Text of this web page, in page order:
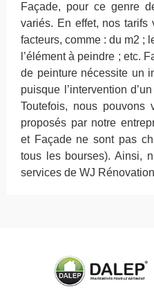
Façade, pour ce genre
variés. En effet, nos tarifs
facteurs, comme : du m2 ;
l’élément à peindre ; etc.
de peinture nécessite un
puisque l’intervention
Toutefois, nous pouvons
proposés par notre
et Façade ne sont pas
tous les bourses). Ainsi,
services de WJ